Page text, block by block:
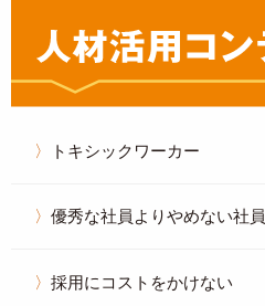
トキシックワーカー
優秀な社員よりやめない社員
採用にコストをかけない